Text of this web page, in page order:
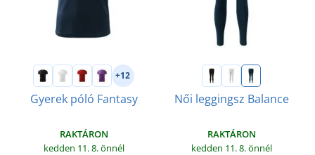
+12
Gyerek póló Fantasy
RAKTÁRON
kedden 11. 8.önnél
Női leggingsz Balance
RAKTÁRON
kedden 11. 8.önnél